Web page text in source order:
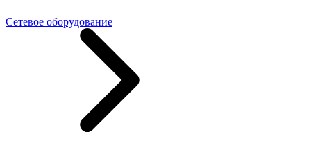
Сетевое оборудование